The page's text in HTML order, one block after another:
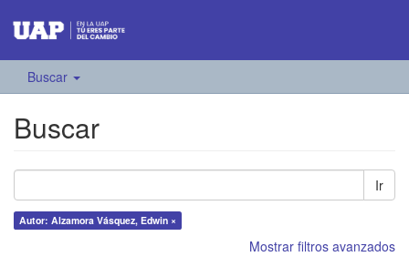
Buscar
Buscar
Ir
Autor: Alzamora Vásquez, Edwin ×
Mostrar filtros avanzados